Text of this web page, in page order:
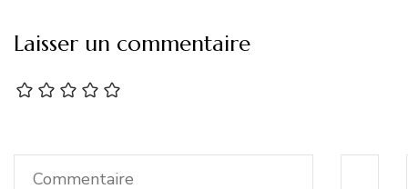
Laisser un commentaire